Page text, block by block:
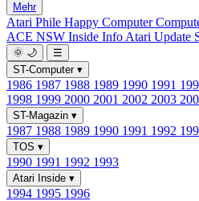
Mehr
Atari Phile Happy Computer
ACE NSW Inside Info Atari Update
🌞 🌙
☰
ST-Computer ▾
1986 1987 1988 1989 1990 1991
1998 1999 2000 2001 2002 2003
ST-Magazin ▾
1987 1988 1989 1990 1991 1992
TOS ▾
1990 1991 1992 1993
Atari Inside ▾
1994 1995 1996